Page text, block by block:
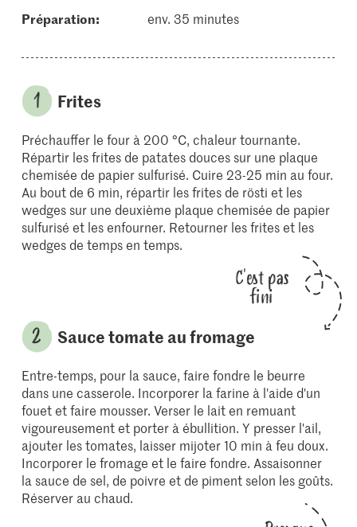
Préparation: env. 35 minutes
Frites
Préchauffer le four à 200 °C, chaleur tournante.
Répartir les frites de patates douces sur une plaque
chemisée de papier sulfurisé. Cuire 23-25 min au four.
Au bout de 6 min, répartir les frites de rösti et les
wedges sur une deuxième plaque chemisée de papier
sulfurisé et les enfourner. Retourner les frites et les
wedges de temps en temps.
C'est pas
fini
Sauce tomate au fromage
Entre-temps, pour la sauce, faire fondre le beurre
dans une casserole. Incorporer la farine à l'aide d'un
fouet et faire mousser. Verser le lait en remuant
vigoureusement et porter à ébullition. Y presser l'ail,
ajouter les tomates, laisser mijoter 10 min à feu doux.
Incorporer le fromage et le faire fondre. Assaisonner
la sauce de sel, de poivre et de piment selon les goûts.
Réserver au chaud.